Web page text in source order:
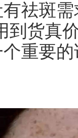
祛斑
到货真
重要